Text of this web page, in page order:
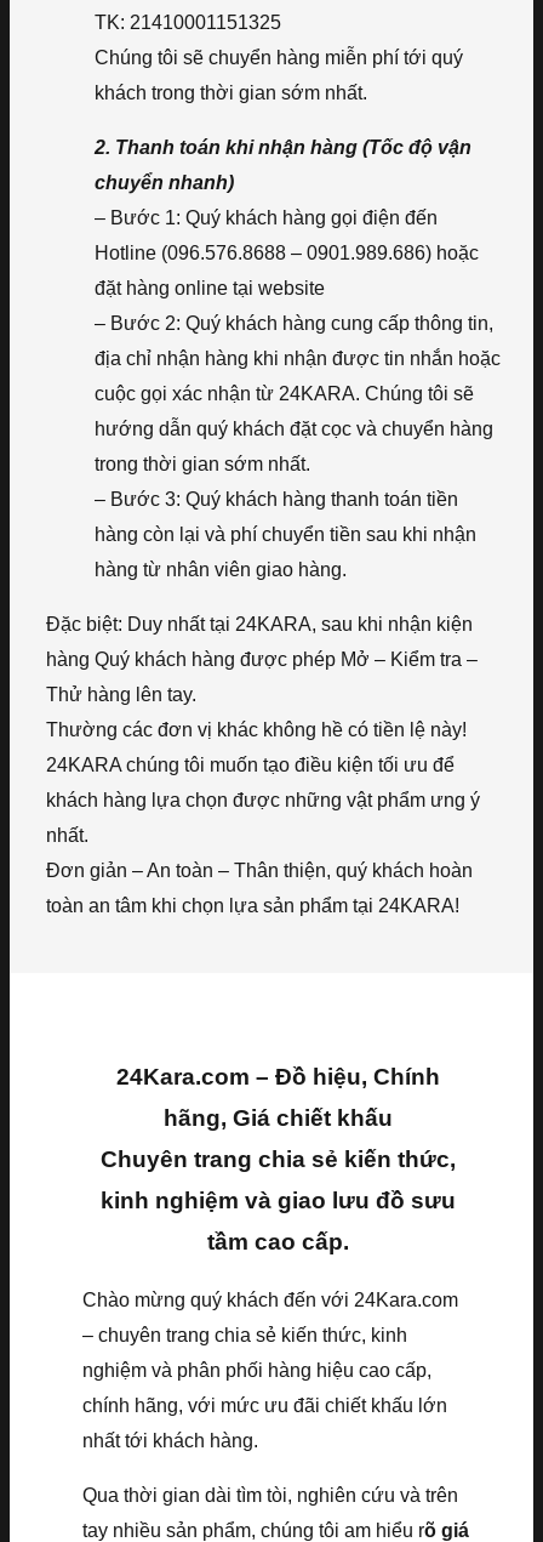
TK: 21410001151325
Chúng tôi sẽ chuyển hàng miễn phí tới quý
khách trong thời gian sớm nhất.
2. Thanh toán khi nhận hàng (Tốc độ vận
chuyển nhanh)
– Bước 1: Quý khách hàng gọi điện đến
Hotline (096.576.8688 – 0901.989.686) hoặc
đặt hàng online tại website
– Bước 2: Quý khách hàng cung cấp thông tin,
địa chỉ nhận hàng khi nhận được tin nhắn hoặc
cuộc gọi xác nhận từ 24KARA. Chúng tôi sẽ
hướng dẫn quý khách đặt cọc và chuyển hàng
trong thời gian sớm nhất.
– Bước 3: Quý khách hàng thanh toán tiền
hàng còn lại và phí chuyển tiền sau khi nhận
hàng từ nhân viên giao hàng.
Đặc biệt: Duy nhất tại 24KARA, sau khi nhận kiện
hàng Quý khách hàng được phép Mở – Kiểm tra –
Thử hàng lên tay.
Thường các đơn vị khác không hề có tiền lệ này!
24KARA chúng tôi muốn tạo điều kiện tối ưu để
khách hàng lựa chọn được những vật phẩm ưng ý
nhất.
Đơn giản – An toàn – Thân thiện, quý khách hoàn
toàn an tâm khi chọn lựa sản phẩm tại 24KARA!
24Kara.com – Đồ hiệu, Chính
hãng, Giá chiết khấu
Chuyên trang chia sẻ kiến thức,
kinh nghiệm và giao lưu đồ sưu
tầm cao cấp.
Chào mừng quý khách đến với 24Kara.com
– chuyên trang chia sẻ kiến thức, kinh
nghiệm và phân phối hàng hiệu cao cấp,
chính hãng, với mức ưu đãi chiết khấu lớn
nhất tới khách hàng.
Qua thời gian dài tìm tòi, nghiên cứu và trên
tay nhiều sản phẩm, chúng tôi am hiểu rõ giá